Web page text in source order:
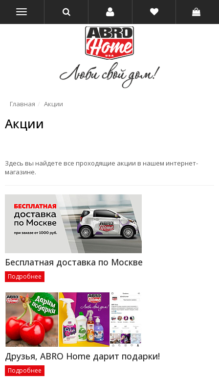
Главная Акции
Акции
Здесь вы найдете все проходящие акции в нашем интернет-
магазине.
Бесплатная доставка по Москве
Подробнее
Друзья, ABRO Home дарит подарки!
Подробнее